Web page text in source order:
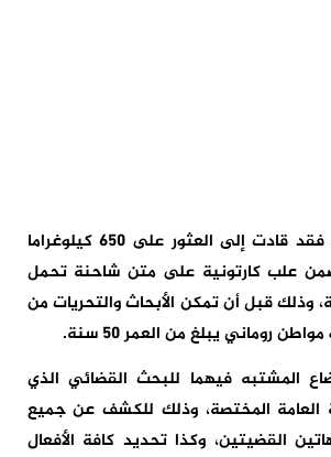
أما العملية الثانية، فقد قادت إلى العثور على 650 كيلوغراما
علب كارتونية على متن شاحنة تحمل
وذلك قبل أن تمكن الأبحاث والتحريات من
روماني يبلغ من العمر 50 سنة.
المشتبه فيهما للبحث القضائي الذي
العامة المختصة، وذلك للكشف عن جميع
القضيتين، وكذا تحديد كافة الأفعال